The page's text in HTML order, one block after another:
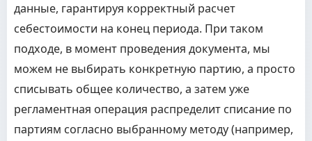
данные, гарантируя корректный расчет
себестоимости на конец периода. При таком
подходе, в момент проведения документа, мы
можем не выбирать конкретную партию, а просто
списывать общее количество, а затем уже
регламентная операция распределит списание по
партиям согласно выбранному методу (например,